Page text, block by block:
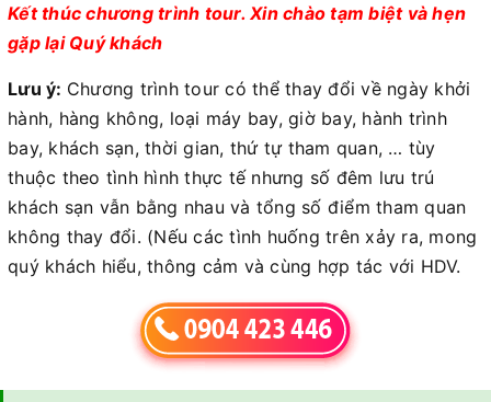
Kết thúc chương trình tour. Xin chào tạm biệt và hẹn
gặp lại Quý khách
Lưu ý: Chương trình tour có thể thay đổi về ngày khởi
hành, hàng không, loại máy bay, giờ bay, hành trình
bay, khách sạn, thời gian, thứ tự tham quan, … tùy
thuộc theo tình hình thực tế nhưng số đêm lưu trú
khách sạn vẫn bằng nhau và tổng số điểm tham quan
không thay đổi. (Nếu các tình huống trên xảy ra, mong
quý khách hiểu, thông cảm và cùng hợp tác với HDV.